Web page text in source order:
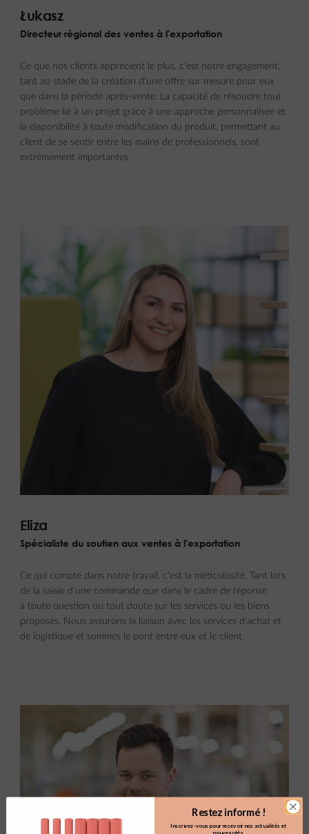
Łukasz
Directeur régional des ventes à l'exportation
Ce que nos clients apprécient le plus, c'est notre engagement,
tant au stade de la création d'une offre sur mesure pour eux
que dans la période après-vente. La capacité de résoudre tout
problème lié à un projet grâce à une approche personnalisée et
la disponibilité à toute modification du produit, permettant au
client de se sentir entre les mains de professionnels, sont
extrêmement importantes.
Eliza
Spécialiste du soutien aux ventes à l'exportation
Ce qui compte dans notre travail, c'est la méticulosité. Tant lors
de la saisie d'une commande que dans le cadre de réponse
à toute question ou tout doute sur les services ou les biens
proposés. Nous assurons la liaison avec les services d'achat et
de logistique et sommes le pont entre eux et le client.
Restez informé !
Inscrivez-vous pour recevoir nos actualités et
nouveautés.